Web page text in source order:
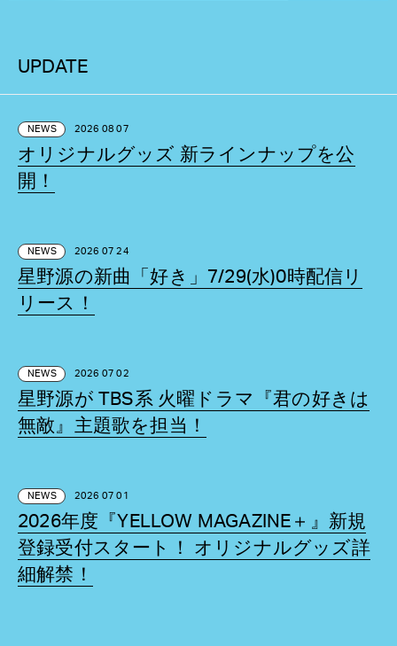
UPDATE
NEWS 2026 08 07
オリジナルグッズ 新ラインナップを公
開！
NEWS 2026 07 24
星野源の新曲「好き」7/29(水)0時配信リ
リース！
NEWS 2026 07 02
星野源が TBS系 火曜ドラマ『君の好きは
無敵』主題歌を担当！
NEWS 2026 07 01
2026年度『YELLOW MAGAZINE＋』新規
登録受付スタート！ オリジナルグッズ詳
細解禁！